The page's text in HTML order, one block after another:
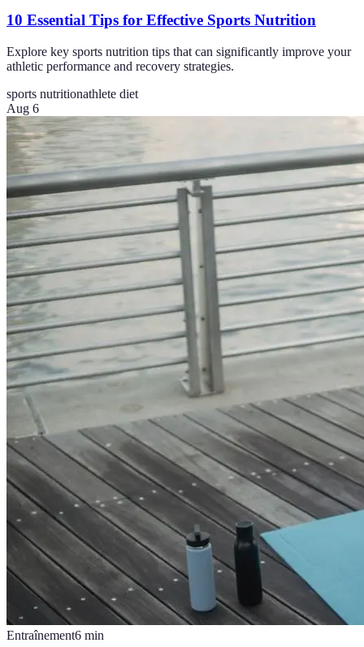
10 Essential Tips for Effective Sports Nutrition
Explore key sports nutrition tips that can significantly improve your
athletic performance and recovery strategies.
sports nutritionathlete diet
Aug 6
Entraînement6 min